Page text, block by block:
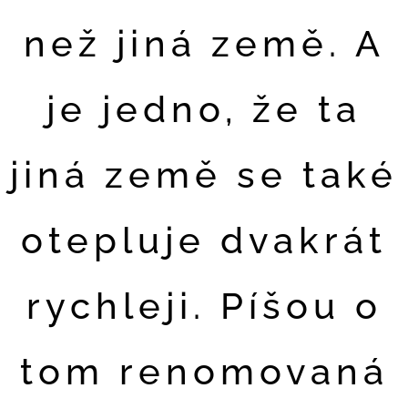
než jiná země. A
je jedno, že ta
jiná země se také
otepluje dvakrát
rychleji. Píšou o
tom renomovaná